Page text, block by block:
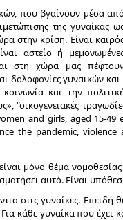
που βγαίνουν μέσα
της γυναίκας
στην κρίση. Είναι
αστείο ή
στη χώρα μας
δολοφονίες γυναικών
και την
“οικογενειακές
μόνο θέμα
αυτό. Είναι
στις γυναίκες. Επειδή
κάθε γυναίκα που